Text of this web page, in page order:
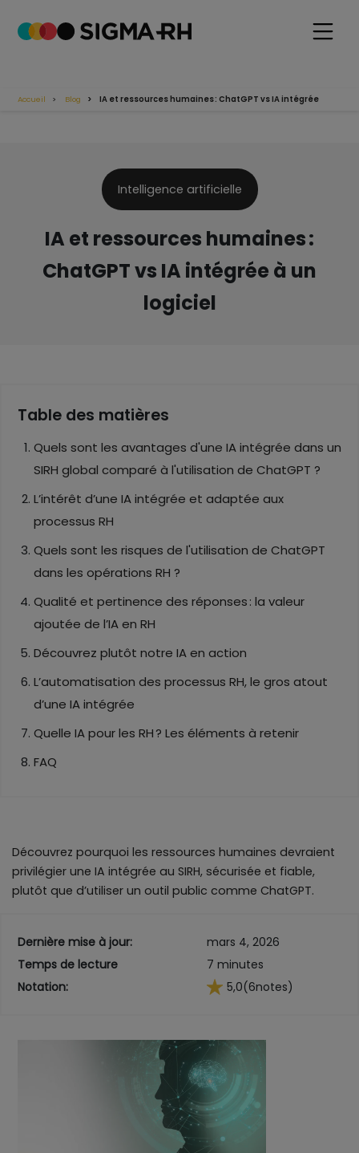
Accueil Blog IA et ressources humaines : ChatGPT vs IA intégrée
Intelligence artificielle
IA et ressources humaines :
ChatGPT vs IA intégrée à un
logiciel
Table des matières
Quels sont les avantages d'une IA intégrée dans un
SIRH global comparé à l'utilisation de ChatGPT ?
L’intérêt d’une IA intégrée et adaptée aux
processus RH
Quels sont les risques de l'utilisation de ChatGPT
dans les opérations RH ?
Qualité et pertinence des réponses : la valeur
ajoutée de l’IA en RH
Découvrez plutôt notre IA en action
L’automatisation des processus RH, le gros atout
d’une IA intégrée
Quelle IA pour les RH ? Les éléments à retenir
FAQ
Découvrez pourquoi les ressources humaines devraient
privilégier une IA intégrée au SIRH, sécurisée et fiable,
plutôt que d’utiliser un outil public comme ChatGPT.
Dernière mise à jour:
Temps de lecture
Notation:
mars 4, 2026
7 minutes
5,0(6notes)